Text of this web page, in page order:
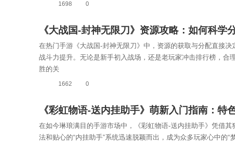
1698 0
《大战国-封神无限刀》资源攻略：如何科学
封神战场
在热门手游《大战国-封神无限刀》中，资源的获取与分配直接决
战斗力提升。无论是新手初入战场，还是老玩家冲击排行榜，合
胜的关
1662 0
《彩虹物语-送内挂助手》萌新入门指南：特
轻松玩转奇幻世界！
在如今琳琅满目的手游市场中，《彩虹物语-送内挂助手》凭借其
法和贴心的“内挂助手”系统迅速脱颖而出，成为众多玩家心中的“